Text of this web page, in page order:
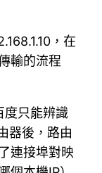
，在
輸的流程
度只能辨識
器後，路由
連接埠對映